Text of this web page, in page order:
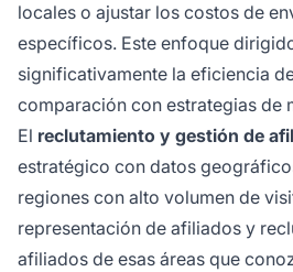
locales o ajustar los costos de
específicos. Este enfoque
significativamente la eficiencia
comparación con estrategias de
El reclutamiento y gestión de
estratégico con datos
regiones con alto volumen de
representación de afiliados y
afiliados de esas áreas que